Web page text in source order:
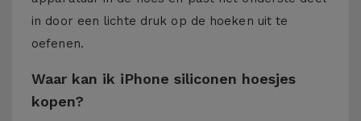
in door een lichte druk op de hoeken uit te
oefenen.
Waar kan ik iPhone siliconen hoesjes
kopen?